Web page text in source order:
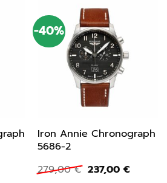
-40%
Iron Annie Chronograph
5686-2
279,00€ Ursprünglicher
Preis
237,00 €